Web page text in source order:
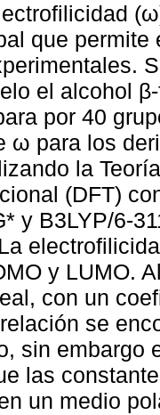
que permite
el alcohol
por 40
ω para los
la
(DFT)
y B3LYP/6-
y LUMO.
con un
se
sin embargo
las
un medio